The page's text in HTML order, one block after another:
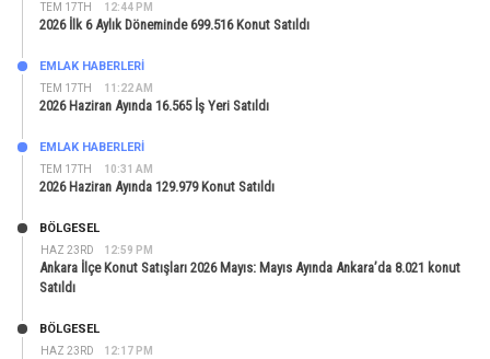
TEM 17TH 12:44 PM
2026 İlk 6 Aylık Döneminde 699.516 Konut Satıldı
TEM 17TH 11:22 AM
EMLAK HABERLERI
2026 Haziran Ayında 16.565 İş Yeri Satıldı
TEM 17TH 10:31 AM
EMLAK HABERLERI
2026 Haziran Ayında 129.979 Konut Satıldı
HAZ 23RD 12:59 PM
BÖLGESEL
Ankara İlçe Konut Satışları 2026 Mayıs: Mayıs Ayında Ankara’da 8.021 konut
Satıldı
HAZ 23RD 12:17 PM
BÖLGESEL